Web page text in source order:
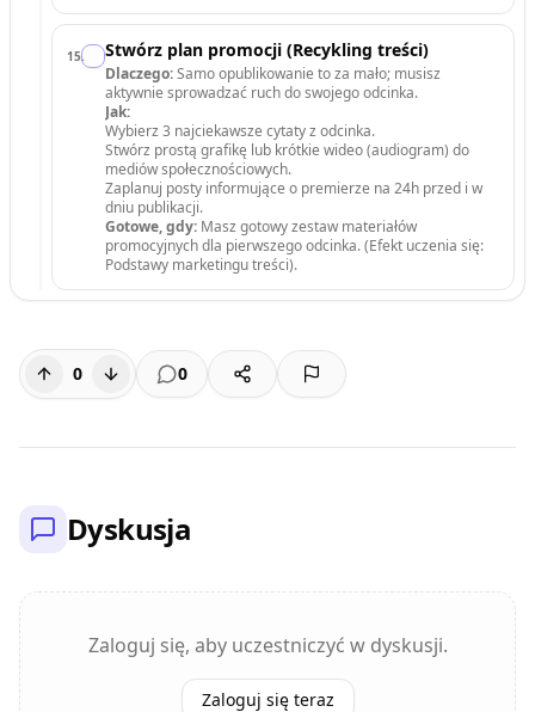
15. Stwórz plan promocji (Recykling treści)
Dlaczego:Samo opublikowanie to za mało; musisz
aktywnie sprowadzać ruch do swojego odcinka.
Jak:
Wybierz 3 najciekawsze cytaty z odcinka.
Stwórz prostą grafikę lub krótkie wideo (audiogram) do
mediów społecznościowych.
Zaplanuj posty informujące o premierze na 24h przed i w
dniu publikacji.
Gotowe, gdy: Masz gotowy zestaw materiałów
promocyjnych dla pierwszego odcinka. (Efekt uczenia się:
Podstawy marketingu treści).
0 0
Dyskusja
Zaloguj się, aby uczestniczyć w dyskusji.
Zaloguj się teraz